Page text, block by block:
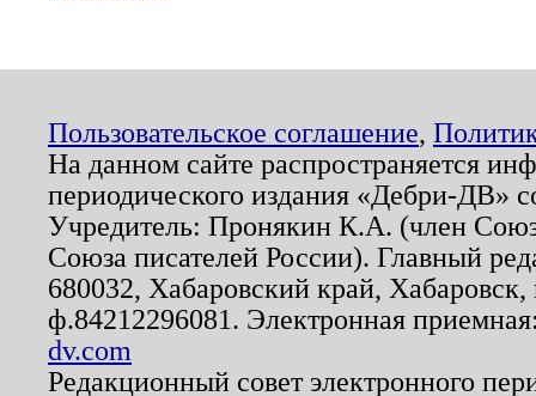
Пользовательское соглашение,
На данном сайте распространяется
периодического издания «Дебри-ДВ»
Учредитель: Пронякин К.А. (член
Союза писателей России). Главный
680032, Хабаровский край,
ф.84212296081. Электронная
dv.com
Редакционный совет электронного